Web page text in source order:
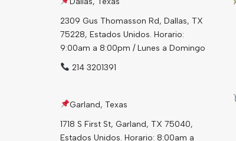
2309 Gus Thomasson Rd, Dallas, TX
75228, Estados Unidos. Horario:
9:00am a 8:00pm / Lunes a Domingo
214 3201391
Garland, Texas
1718 S First St, Garland, TX 75040,
Estados Unidos. Horario: 8:00am a